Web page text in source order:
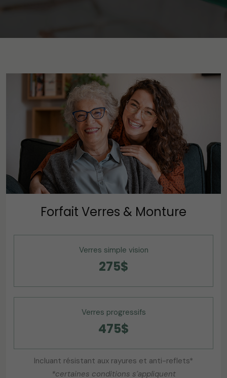
Forfait Verres & Monture
Verres simple vision
275$
Verres progressifs
475$
Incluant résistant aux rayures et anti-reflets*
*certaines conditions s’appliquent